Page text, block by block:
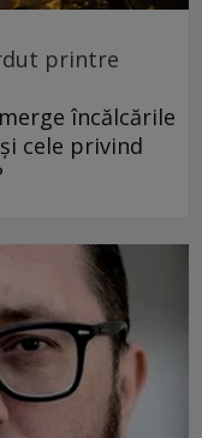
printre
încălcările
cele privind